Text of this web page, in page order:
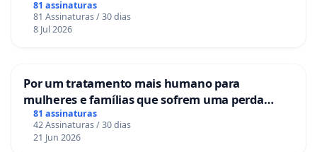
81 assinaturas
81 Assinaturas / 30 dias
8 Jul 2026
Por um tratamento mais humano para
mulheres e famílias que sofrem uma perda
gestacional nos hospitais portugueses
81 assinaturas
42 Assinaturas / 30 dias
21 Jun 2026